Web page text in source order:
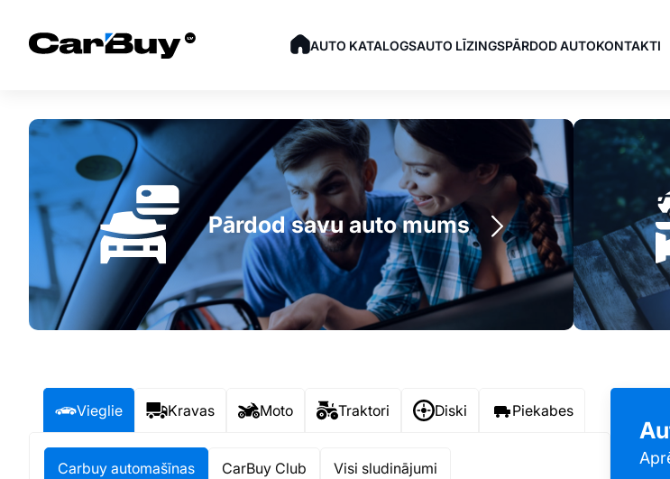
AUTO KATALOGSAUTO LĪZINGSPĀRDOD AUTOKONTAKTI
Lietoti auto, auto līzings un auto
Pārdod savu auto mums
Vieglie Kravas Moto Traktori Diski Piekabes
Carbuy automašīnas CarBuy Club Visi sludinājumi